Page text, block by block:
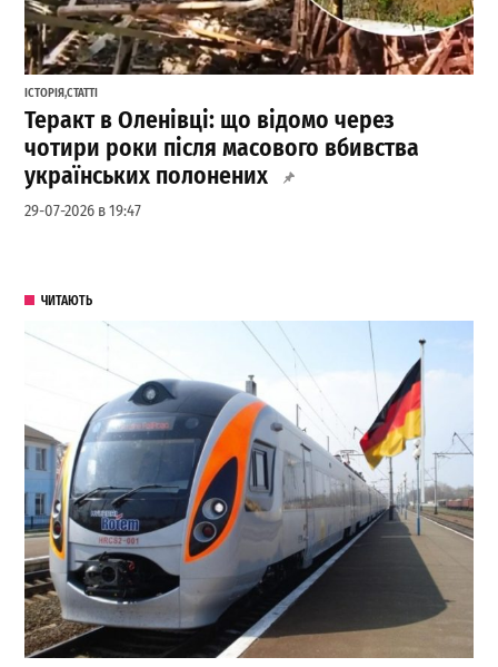
ІСТОРІЯ,СТАТТІ
Теракт в Оленівці: що відомо через
чотири роки після масового вбивства
українських полонених
29-07-2026 в 19:47
ЧИТАЮТЬ